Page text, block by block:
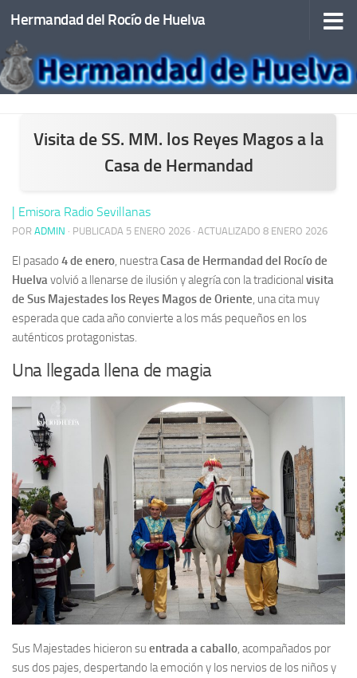
Saltar al contenido
Hermandad del Rocío de Huelva
Visita de SS. MM. los Reyes Magos a la
Casa de Hermandad
| Emisora Radio Sevillanas
POR ADMIN · PUBLICADA 5 ENERO 2026 · ACTUALIZADO 8 ENERO 2026
El pasado 4 de enero, nuestraCasa de Hermandad del Rocío de
Huelvavolvió a llenarse de ilusión y alegría con la tradicional visita
de Sus Majestades los Reyes Magos de Oriente, una cita muy
esperada que cada año convierte a los más pequeños en los
auténticos protagonistas.
Una llegada llena de magia
Sus Majestades hicieron su entrada a caballo, acompañados por
sus dos pajes, despertando la emoción y los nervios de los niños y